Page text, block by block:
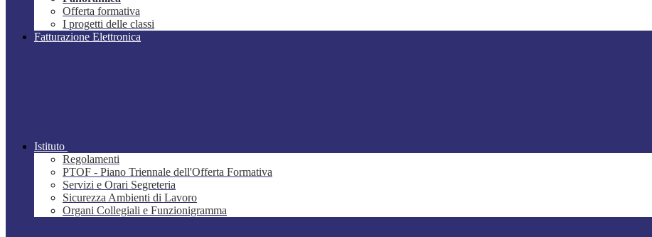
Offerta formativa
I progetti delle classi
Fatturazione Elettronica
Istituto
Regolamenti
PTOF - Piano Triennale dell'Offerta Formativa
Servizi e Orari Segreteria
Sicurezza Ambienti di Lavoro
Organi Collegiali e Funzionigramma